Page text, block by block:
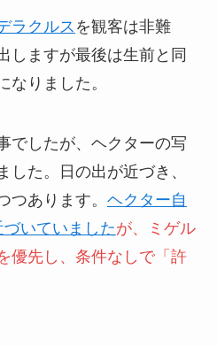
ラクルス を観客は非難
しますが最後は生前と同
なりました。
でしたが、ヘクターの写
した。日の出が近づき、
つあります。 ヘクター自
いていましたが、ミゲル
優先し、条件なしで「許